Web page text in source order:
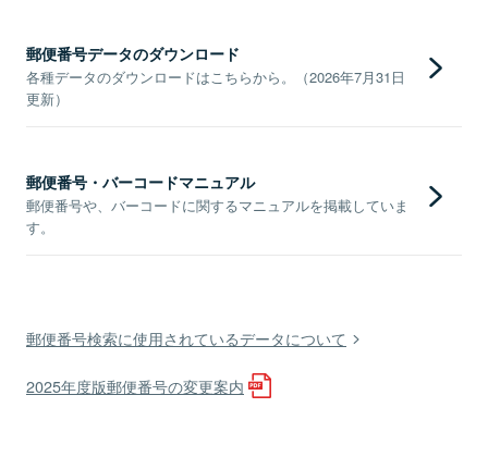
郵便番号データのダウンロード
各種データのダウンロードはこちらから。（2026年7月31日
更新）
郵便番号・バーコードマニュアル
郵便番号や、バーコードに関するマニュアルを掲載していま
す。
郵便番号検索に使用されているデータについて
2025年度版郵便番号の変更案内